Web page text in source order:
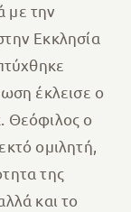
με την
Εκκλησία
έκλεισε ο
Θεόφιλος ο
ομιλητή,
της
και το